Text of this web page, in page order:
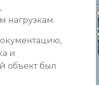
нагрузкам.
и
объект был